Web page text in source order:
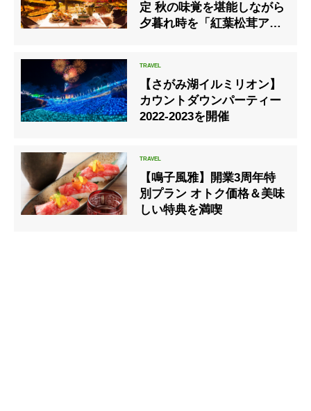
定 秋の味覚を堪能しながら
夕暮れ時を「紅葉松茸アペ
【さがみ湖イルミリオン】
カウントダウンパーティー
2022-2023を開催
【鳴子風雅】開業3周年特
別プラン オトク価格＆美味
しい特典を満喫